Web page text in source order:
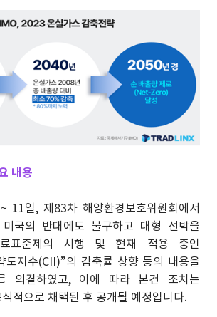
내용
11일, 제83차 해양환경보호위원회에서
국의 반대에도 불구하고 대형 선박을
표준제의 시행 및 현재 적용 중인
도지수(CII)”의 감축률 상향 등의 내용을
의결하였고, 이에 따라 본건 조치는
적으로 채택된 후 공개될 예정입니다.